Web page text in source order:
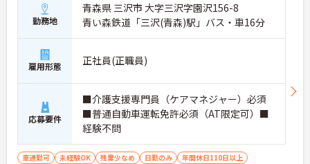
・年間休日114日、残業月平均10時間程度という就
業環境に加え、産前産後休暇や育児休暇制度がしっ
かりと整備されています。オンとオフの切り替えを
明確にし、心身ともに充実した状態で長くご活躍い
ただけます。
・グループホーム一棟あたりの入居者様20名定員を
常時2～4名のスタッフで支援、国基準を上回る人員
配置や夜間複数名体制が敷かれているため、業務に
追われることなくご利用者様のペースに合わせたサ
ポートが可能です。施設も専用設計で働きやすく、
ご自身の理想とする福祉を実践できる環境が整って
います。
勤務地
青森県 三沢市 大字三沢字園沢156-8
青い森鉄道「三沢(青森)駅」バス・車16分
雇用形態 正社員(正職員)
応募要件
■介護支援専門員（ケアマネジャー）必須
■普通自動車運転免許必須（AT限定可）■
経験不問
車通勤可 未経験OK 残業少なめ 日勤のみ
年間休日110日以上